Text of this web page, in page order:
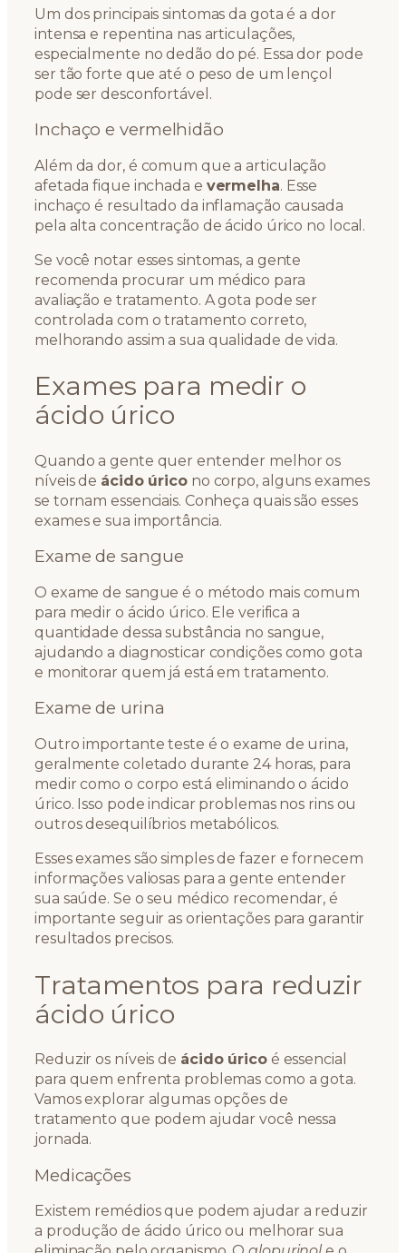
Um dos principais sintomas da gota é a dor
intensa e repentina nas articulações,
especialmente no dedão do pé. Essa dor pode
ser tão forte que até o peso de um lençol
pode ser desconfortável.
Inchaço e vermelhidão
Além da dor, é comum que a articulação
afetada fique inchada e vermelha. Esse
inchaço é resultado da inflamação causada
pela alta concentração de ácido úrico no local.
Se você notar esses sintomas, a gente
recomenda procurar um médico para
avaliação e tratamento. A gota pode ser
controlada com o tratamento correto,
melhorando assim a sua qualidade de vida.
Exames para medir o
ácido úrico
Quando a gente quer entender melhor os
níveis de ácido úricono corpo, alguns exames
se tornam essenciais. Conheça quais são esses
exames e sua importância.
Exame de sangue
O exame de sangue é o método mais comum
para medir o ácido úrico. Ele verifica a
quantidade dessa substância no sangue,
ajudando a diagnosticar condições como gota
e monitorar quem já está em tratamento.
Exame de urina
Outro importante teste é o exame de urina,
geralmente coletado durante 24 horas, para
medir como o corpo está eliminando o ácido
úrico. Isso pode indicar problemas nos rins ou
outros desequilíbrios metabólicos.
Esses exames são simples de fazer e fornecem
informações valiosas para a gente entender
sua saúde. Se o seu médico recomendar, é
importante seguir as orientações para garantir
resultados precisos.
Tratamentos para reduzir
ácido úrico
Reduzir os níveis de ácido úricoé essencial
para quem enfrenta problemas como a gota.
Vamos explorar algumas opções de
tratamento que podem ajudar você nessa
jornada.
Medicações
Existem remédios que podem ajudar a reduzir
a produção de ácido úrico ou melhorar sua